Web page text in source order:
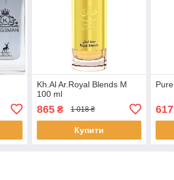
Kh.Al Ar.Royal Blends M
100 ml
865₴ 1 018 ₴
Купити
617